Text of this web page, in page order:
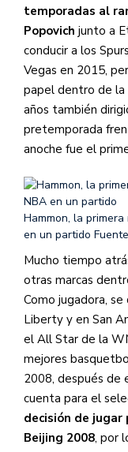
temporadas al
Popovich junto a
conducir a los
Vegas en 2015,
papel dentro de la
años también
pretemporada
anoche fue el
Hammon, la
en un partido
Mucho tiempo
otras marcas
Como jugadora,
Liberty y en San
el All Star de la
mejores
2008, después de
cuenta para el
decisión de jugar
Beijing 2008, por